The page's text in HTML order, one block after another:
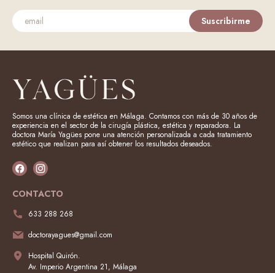
Suscribirme
Somos una clínica de estética en Málaga. Contamos con más de 30 años de
experiencia en el sector de la cirugía plástica, estética y reparadora. La
doctora María Yagües pone una atención personalizada a cada tratamiento
estético que realizan para así obtener los resultados deseados.
CONTACTO
633 288 268
doctorayagues@gmail.com
Hospital Quirón.
Av. Imperio Argentina 21, Málaga